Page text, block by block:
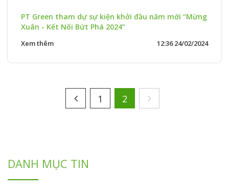
PT Green tham dự sự kiện khởi đầu năm mới “Mừng
Xuân - Kết Nối Bứt Phá 2024”
Xem thêm 12:36 24/02/2024
1 2
DANH MỤC TIN